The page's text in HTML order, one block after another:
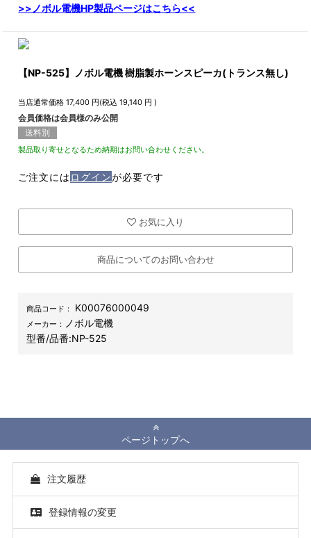
>>ノボル電機HP製品ページはこちら<<
【NP-525】ノボル電機 樹脂製ホーンスピーカ(トランス無し)
当店通常価格 17,400 円(税込19,140 円 )
会員価格は会員様のみ公開
送料別
製品取り寄せとなるため納期はお問い合わせください。
ご注文には ログインが必要です
お気に入り
商品についてのお問い合わせ
商品コード： K00076000049
メーカー： ノボル電機
型番/品番:NP-525
ページトップへ
注文履歴
登録情報の変更